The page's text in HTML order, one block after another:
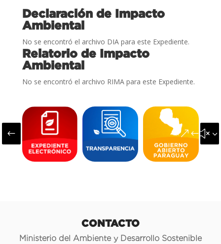
Declaración de Impacto
Ambiental
No se encontró el archivo DIA para este Expediente.
Relatorio de Impacto
Ambiental
No se encontró el archivo RIMA para este Expediente.
#
CONTACTO
Ministerio del Ambiente y Desarrollo Sostenible